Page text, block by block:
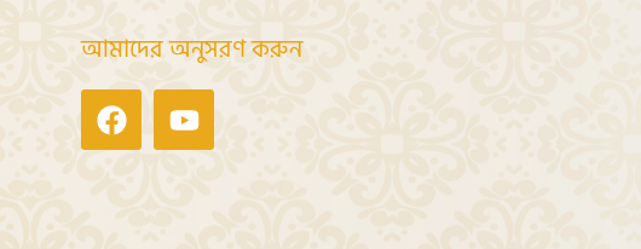
আমাদের অনুসরণ করুন
FacebookYoutube